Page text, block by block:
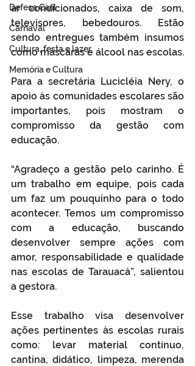
Defesa Civil
Carnaval
Cultura, festa e lazer
Memória e Cultura
ar condicionados, caixa de som,
televisores, bebedouros. Estão
sendo entregues também insumos
como máscaras e álcool nas escolas.
Para a secretária Lucicléia Nery, o
apoio às comunidades escolares são
importantes, pois mostram o
compromisso da gestão com
educação.
“Agradeço a gestão pelo carinho. É
um trabalho em equipe, pois cada
um faz um pouquinho para o todo
acontecer. Temos um compromisso
com a educação, buscando
desenvolver sempre ações com
amor, responsabilidade e qualidade
nas escolas de Tarauacá”, salientou
a gestora.
Esse trabalho visa desenvolver
ações pertinentes às escolas rurais
como: levar material contínuo,
cantina, didático, limpeza, merenda